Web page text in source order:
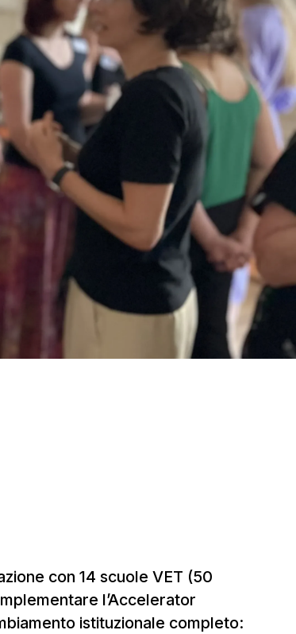
con 14 scuole VET (50
l’Accelerator
istituzionale completo: